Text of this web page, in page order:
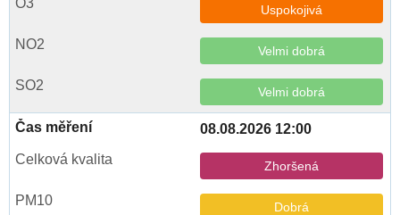
Uspokojivá
Velmi dobrá
Velmi dobrá
08.08.2026 12:00
Zhoršená
Dobrá